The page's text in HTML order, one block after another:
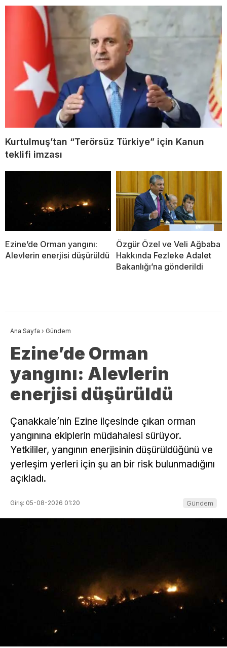
Kurtulmuş’tan “Terörsüz Türkiye” için Kanun
teklifi imzası
Ezine’de Orman yangını:
Alevlerin enerjisi düşürüldü
Özgür Özel ve Veli Ağbaba
Hakkında Fezleke Adalet
Bakanlığı’na gönderildi
Ana Sayfa › Gündem
Ezine’de Orman
yangını: Alevlerin
enerjisi düşürüldü
Çanakkale’nin Ezine ilçesinde çıkan orman
yangınına ekiplerin müdahalesi sürüyor.
Yetkililer, yangının enerjisinin düşürüldüğünü ve
yerleşim yerleri için şu an bir risk bulunmadığını
açıkladı.
Giriş: 05-08-2026 01:20 Gündem